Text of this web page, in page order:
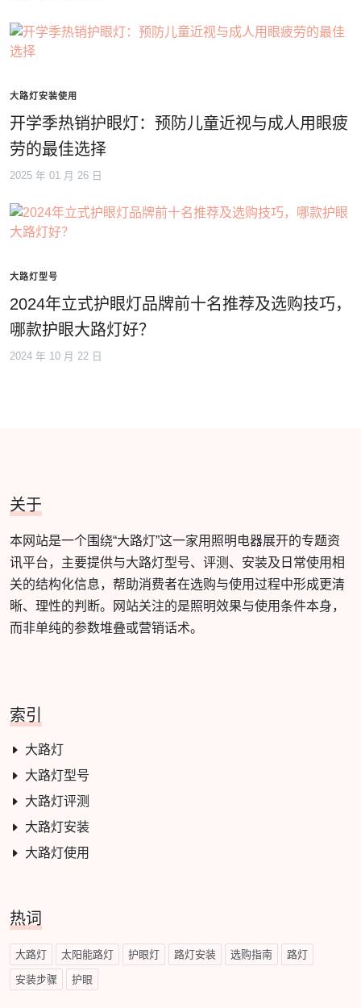
大路灯安装使用
开学季热销护眼灯：预防儿童近视与成人用眼疲
劳的最佳选择
2025 年 01 月 26 日
大路灯型号
2024年立式护眼灯品牌前十名推荐及选购技巧，
哪款护眼大路灯好？
2024 年 10 月 22 日
关于
本网站是一个围绕“大路灯”这一家用照明电器展开的专题资
讯平台，主要提供与大路灯型号、评测、安装及日常使用相
关的结构化信息，帮助消费者在选购与使用过程中形成更清
晰、理性的判断。网站关注的是照明效果与使用条件本身，
而非单纯的参数堆叠或营销话术。
索引
大路灯
大路灯型号
大路灯评测
大路灯安装
大路灯使用
热词
大路灯 太阳能路灯 护眼灯 路灯安装 选购指南 路灯
安装步骤 护眼